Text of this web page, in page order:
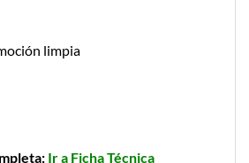
limpia
Ir a Ficha Técnica